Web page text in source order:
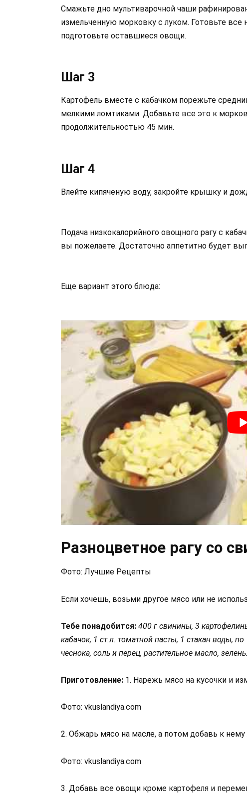
Смажьте дно мультиварочной чаши
измельченную морковку с луком. Готовьте все
подготовьте оставшиеся овощи.
Шаг 3
Картофель вместе с кабачком порежьте
мелкими ломтиками. Добавьте все это к
продолжительностью 45 мин.
Шаг 4
Влейте кипяченую воду, закройте крышку и
Подача низкокалорийного овощного рагу с
вы пожелаете. Достаточно аппетитно будет
Еще вариант этого блюда:
Разноцветное рагу со
Фото: Лучшие Рецепты
Если хочешь, возьми другое мясо или не
Тебе понадобится: 400 г свинины, 3
кабачок, 1 ст.л. томатной пасты, 1 стакан воды,
чеснока, соль и перец, растительное масло, зелень.
Приготовление: 1. Нарежь мясо на кусочки и
Фото: vkuslandiya.com
2. Обжарь мясо на масле, а потом добавь к нему
Фото: vkuslandiya.com
3. Добавь все овощи кроме картофеля и